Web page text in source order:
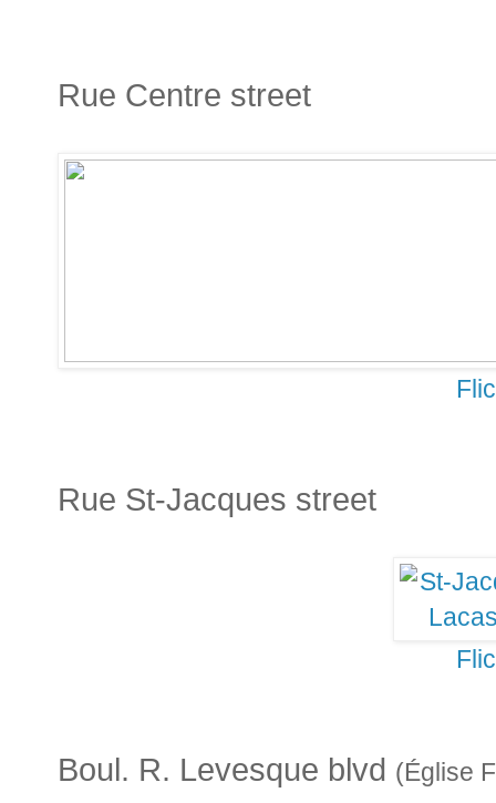
Rue Centre street
Rue St-Jacques street
Boul. R. Levesque blvd (Église